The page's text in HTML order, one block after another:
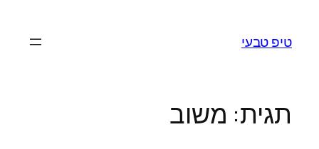
טיפ טבעי
תגית: משוב